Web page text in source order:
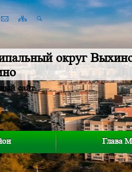
округ
сайт
Глава